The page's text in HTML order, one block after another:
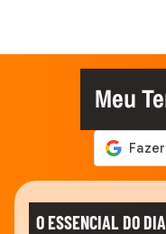
Meu
O ESSENCIAL DO DIA